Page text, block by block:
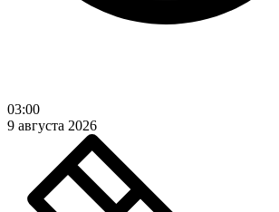
03:00
9 августа 2026